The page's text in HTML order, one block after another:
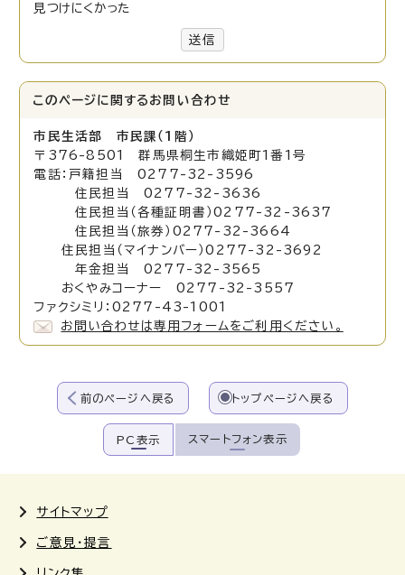
見つけにくかった
送信
このページに関する お問い合わせ
市民生活部 市民課（1階）
〒376-8501 群馬県桐生市織姫町1番1号
電話：戸籍担当 0277-32-3596
住民担当 0277-32-3636
住民担当（各種証明書）0277-32-3637
住民担当（旅券）0277-32-3664
住民担当（マイナンバー）0277-32-3692
年金担当 0277-32-3565
おくやみコーナー 0277-32-3557
ファクシミリ：0277-43-1001
お問い合わせは専用フォームをご利用ください。
前のページへ戻る トップページへ戻る
PC表示 スマートフォン表示
サイトマップ
ご意見・提言